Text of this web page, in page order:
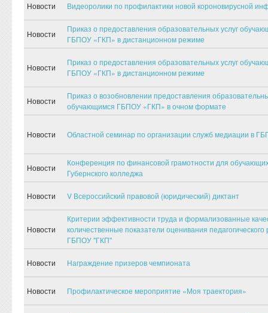
Новости Видеоролики по профилактики новой короновирусной
Новости
Приказ о предоставления образовательных услуг
ГБПОУ «ГКП» в дистанционном режиме
Новости
Приказ о предоставления образовательных услуг
ГБПОУ «ГКП» в дистанционном режиме
Новости
Приказ о возобновлении предоставления
обучающимся ГБПОУ «ГКП» в очном формате
Новости Областной семинар по организации служб медиации в
Новости
Конференция по финансовой грамотности для
Губернского колледжа
Новости V Всероссийский правовой (юридический) диктант
Новости
Критерии эффективности труда и формализованные
количественные показатели оценивания педагогического
ГБПОУ "ГКП"
Новости Награждение призеров чемпионата
Новости Профилактическое мероприятие «Моя траектория»